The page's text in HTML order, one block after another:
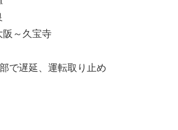
阪～久宝寺
で遅延、運転取り止め